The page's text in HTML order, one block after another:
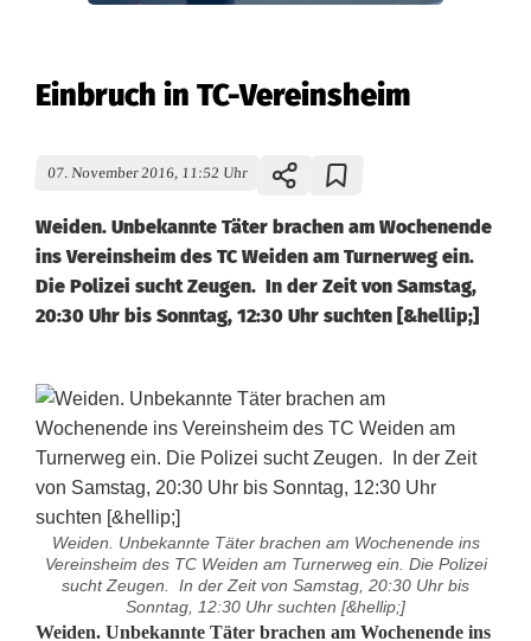
Einbruch in TC-Vereinsheim
07. November 2016, 11:52 Uhr
Weiden. Unbekannte Täter brachen am Wochenende
ins Vereinsheim des TC Weiden am Turnerweg ein.
Die Polizei sucht Zeugen. In der Zeit von Samstag,
20:30 Uhr bis Sonntag, 12:30 Uhr suchten [&hellip;]
Weiden. Unbekannte Täter brachen am Wochenende ins
Vereinsheim des TC Weiden am Turnerweg ein. Die Polizei
sucht Zeugen. In der Zeit von Samstag, 20:30 Uhr bis
Sonntag, 12:30 Uhr suchten [&hellip;]
Weiden. Unbekannte Täter brachen am Wochenende ins